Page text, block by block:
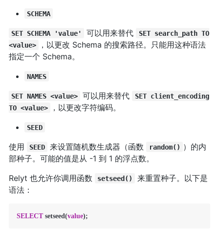
SCHEMA
SET SCHEMA 'value' 可以用来替代
SET search_path TO
<value>
，以更改 Schema 的搜索路径。只能用这种语法
指定一个 Schema。
NAMES
SET NAMES <value> 可以用来替代
SET client_encoding
TO <value>
，以更改字符编码。
SEED
使用 SEED 来设置随机数生成器（函数 random() ）的内
部种子。可能的值是从 -1 到 1 的浮点数。
Relyt 也允许你调用函数
setseed()
来重置种子。以下是
语法：
SELECT setseed(value);